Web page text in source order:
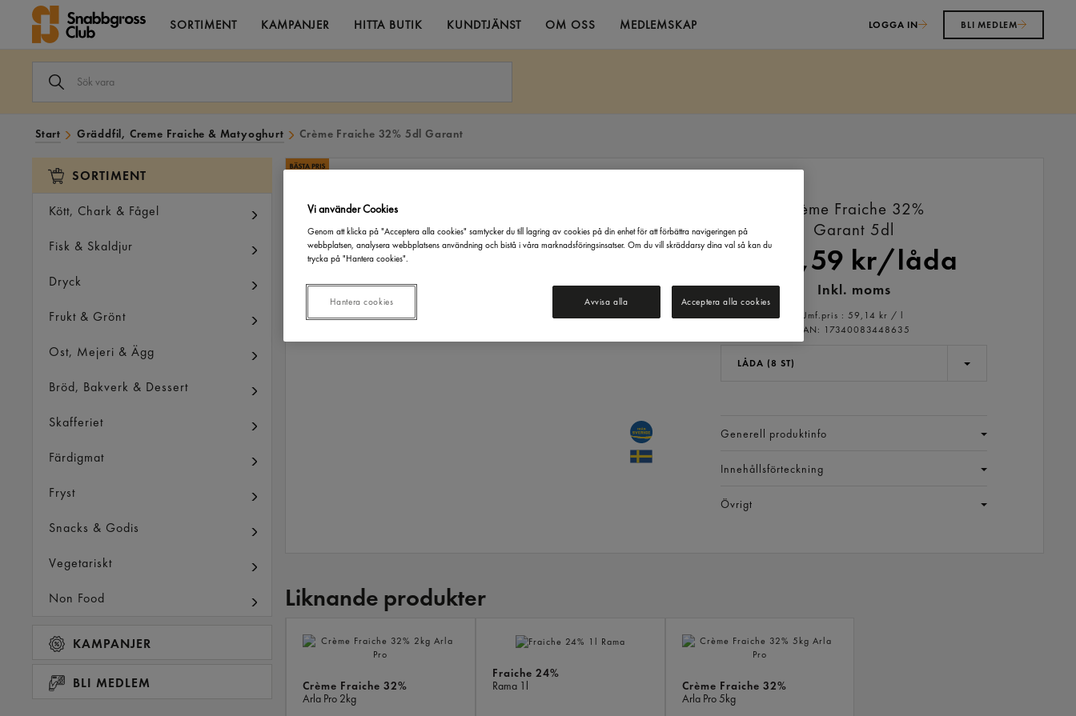
SORTIMENT KAMPANJER HITTA BUTIK KUNDTJÄNST OM OSS MEDLEMSKAP LOGGA IN BLI MEDLEM
VARA
Start Gräddfil, Creme Fraiche & Matyoghurt Crème Fraiche 32% 5dl Garant
SORTIMENT
Kött, Chark & Fågel
Fisk & Skaldjur
Dryck
Frukt & Grönt
Ost, Mejeri & Ägg
Bröd, Bakverk & Dessert
Skafferiet
Färdigmat
Fryst
Snacks & Godis
Vegetariskt
Non Food
KAMPANJER
BLI MEDLEM
Crème Fraiche 32%
Garant 5dl
236,59 kr/låda
Inkl. moms
Jmf.pris : 59,14 kr / l
EAN: 17340083448635
LÅDA (8 ST)
Generell produktinfo
Innehållsförteckning
Övrigt
Liknande produkter
Crème Fraiche 32%
Arla Pro 2kg
Fraiche 24%
Rama 1l
Crème Fraiche 32%
Arla Pro5kg
Vi använder Cookies
Genom att klicka på "Acceptera alla cookies" samtycker du till lagring av cookies på din enhet för att förbättra navigeringen på
webbplatsen, analysera webbplatsens användning och bistå i våra marknadsföringsinsatser. Om du vill skräddarsy dina val så kan du
trycka på "Hantera cookies".
Avvisa alla Acceptera alla cookies
Hantera cookies